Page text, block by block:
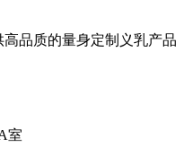
品质的量身定制义乳产品
室